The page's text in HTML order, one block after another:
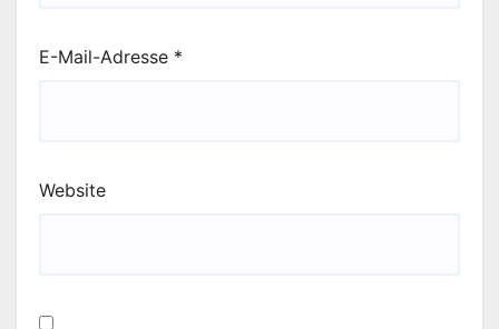
E-Mail-Adresse *
Website